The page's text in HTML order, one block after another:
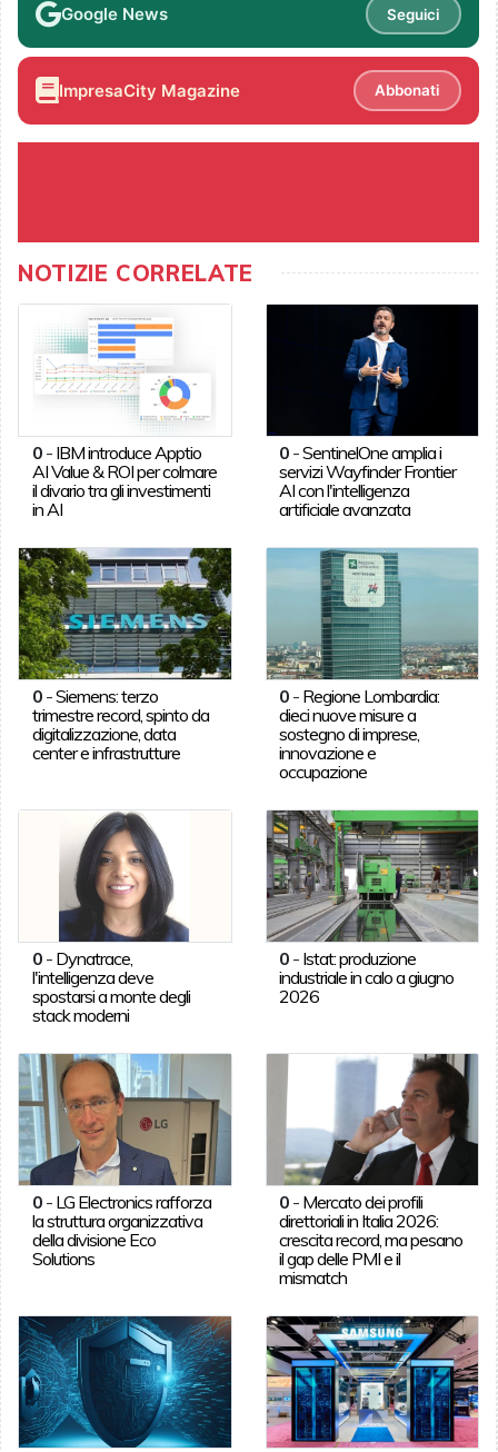
Google News Seguici
ImpresaCity Magazine Abbonati
NOTIZIE CORRELATE
0- IBM introduce Apptio
AI Value & ROI per colmare
il divario tra gli investimenti
in AI
0 -SentinelOne amplia i
servizi Wayfinder Frontier
AI con l'intelligenza
artificiale avanzata
0-Siemens: terzo
trimestre record, spinto da
digitalizzazione, data
center e infrastrutture
0 - Regione Lombardia:
dieci nuove misure a
sostegno di imprese,
innovazione e
occupazione
0- Dynatrace,
l'intelligenza deve
spostarsi a monte degli
stack moderni
0 - Istat: produzione
industriale in calo a giugno
2026
0- LG Electronics rafforza
la struttura organizzativa
della divisione Eco
Solutions
0 - Mercato dei profili
direttoriali in Italia 2026:
crescita record, ma pesano
il gap delle PMI e il
mismatch